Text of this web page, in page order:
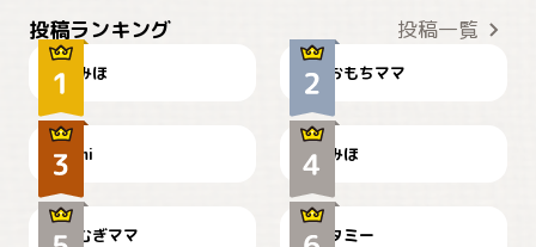
投稿ランキング 投稿一覧
みほ おもちママ
可愛い？
mi
見てるぞぉ
みほ
🌻とむぎ！
むぎママ
ドーベルマンのお友達邸に
て
タミー